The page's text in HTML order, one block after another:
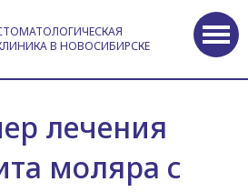
В НОВОСИБИРСКЕ
лечения
моляра с